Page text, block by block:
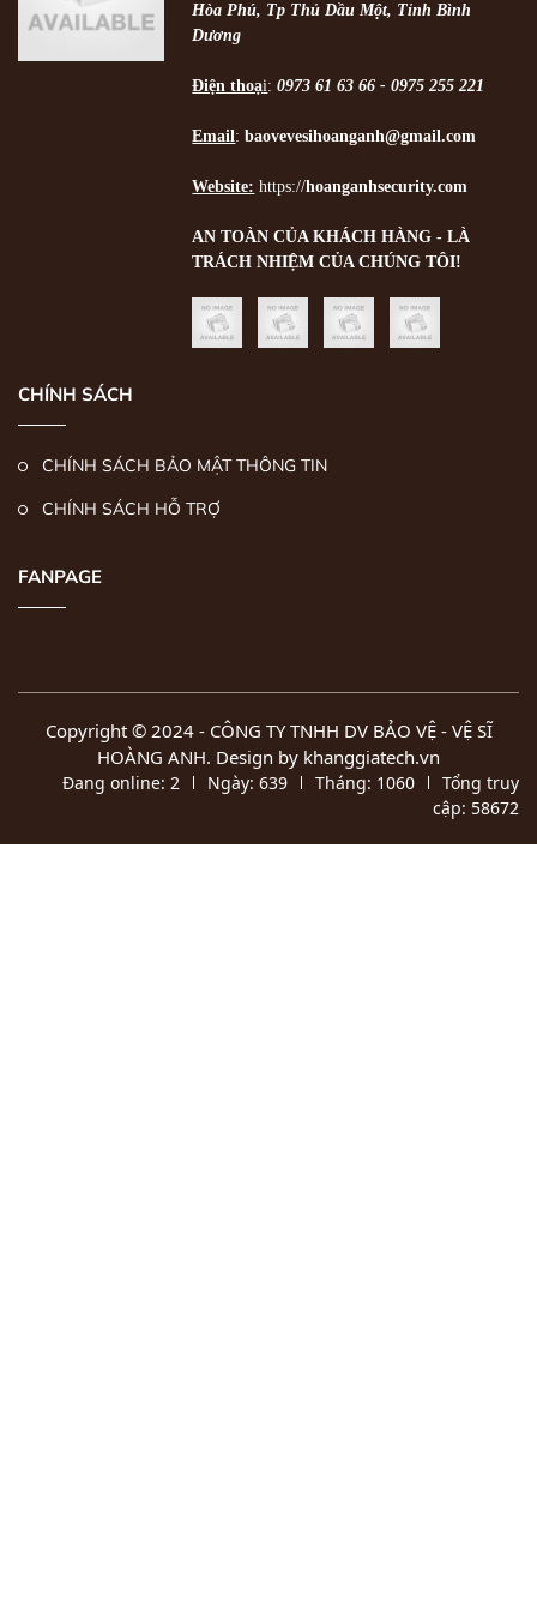
Hòa Phú, Tp Thủ Dầu Một, Tỉnh Bình
Dương
Điện thoại:0973 61 63 66 - 0975 255 221
Email :baovevesihoanganh@gmail.com
Website: https://hoanganhsecurity.com
AN TOÀN CỦA KHÁCH HÀNG - LÀ
TRÁCH NHIỆM CỦA CHÚNG TÔI!
CHÍNH SÁCH
CHÍNH SÁCH BẢO MẬT THÔNG TIN
CHÍNH SÁCH HỖ TRỢ
FANPAGE
Copyright © 2024 - CÔNG TY TNHH DV BẢO VỆ - VỆ SĨ
HOÀNG ANH. Design by khanggiatech.vn
Đang online: 2 Ngày: 639 Tháng: 1060
Tổng truy
cập: 58672